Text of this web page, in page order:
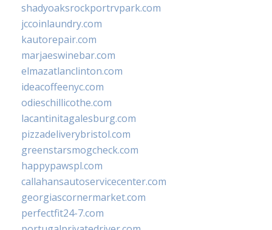
shadyoaksrockportrvpark.com
jccoinlaundry.com
kautorepair.com
marjaeswinebar.com
elmazatlanclinton.com
ideacoffeenyc.com
odieschillicothe.com
lacantinitagalesburg.com
pizzadeliverybristol.com
greenstarsmogcheck.com
happypawspl.com
callahansautoservicecenter.com
georgiascornermarket.com
perfectfit24-7.com